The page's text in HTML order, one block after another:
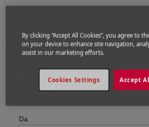
Home Voli Voli per Stati Uniti
Miami
Prossimo voli da
Da
By clicking “Accept All Cookies”, you agree to
on your device to enhance site navigation,
assist in our marketing efforts.
Accept
Cookies Settings